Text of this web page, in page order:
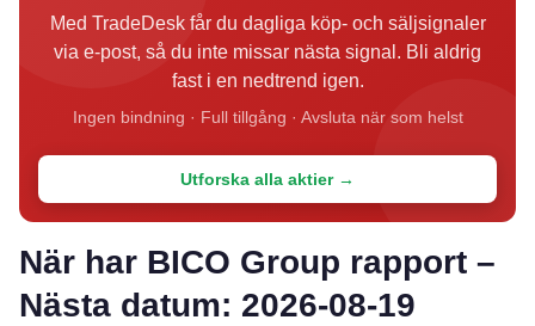
Med TradeDesk får du dagliga köp- och säljsignaler
via e-post, så du inte missar nästa signal. Bli aldrig
fast i en nedtrend igen.
Ingen bindning · Full tillgång · Avsluta när som helst
Utforska alla aktier →
När har BICO Group rapport –
Nästa datum: 2026-08-19